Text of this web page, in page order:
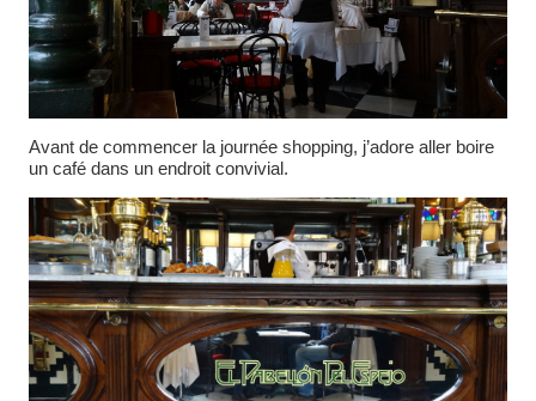
Avant de commencer la journée shopping, j’adore aller boire
un café dans un endroit convivial.